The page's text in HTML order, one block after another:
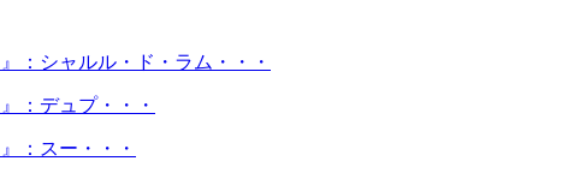
：シャルル・ド・ラム・・・
：デュプ・・・
：スー・・・